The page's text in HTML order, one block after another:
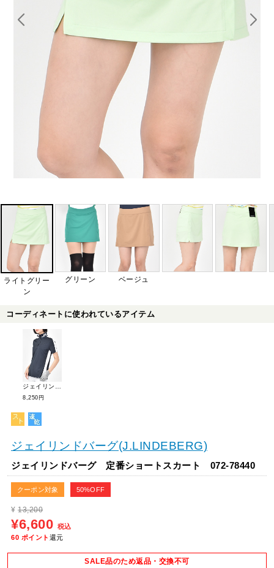
ライトグリー
ン
グリーン ベージュ
コーディネートに使われているアイテム
8,250円
ジェイリンドバーグ(J.LINDEBERG)
ジェイリンドバーグ 定番ショートスカート 072-78440
クーポン対象 50%OFF
¥ 13,200
¥6,600 税込
60 ポイント 還元
SALE品のため返品・交換不可